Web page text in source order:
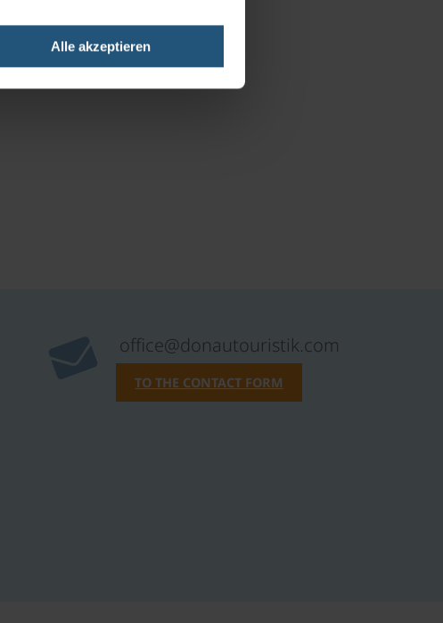
Alle akzeptieren
office@donautouristik.com
TO THE CONTACT FORM